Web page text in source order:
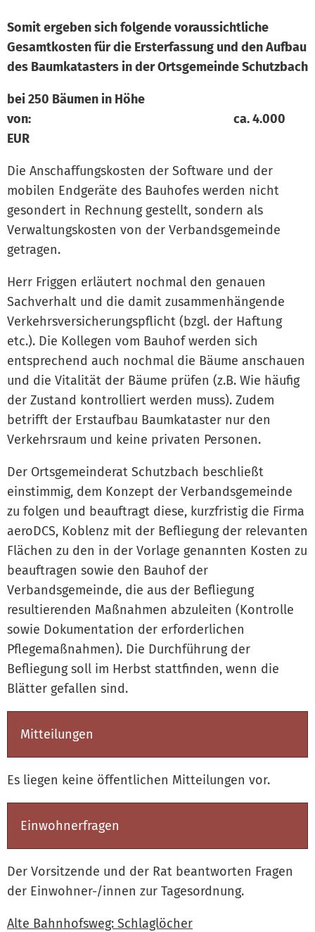
Somit ergeben sich folgende voraussichtliche
Gesamtkosten für die Ersterfassung und den Aufbau
des Baumkatasters in der Ortsgemeinde Schutzbach
bei 250 Bäumen in Höhe
von: ca. 4.000
EUR
Die Anschaffungskosten der Software und der
mobilen Endgeräte des Bauhofes werden nicht
gesondert in Rechnung gestellt, sondern als
Verwaltungskosten von der Verbandsgemeinde
getragen.
Herr Friggen erläutert nochmal den genauen
Sachverhalt und die damit zusammenhängende
Verkehrsversicherungspflicht (bzgl. der Haftung
etc.). Die Kollegen vom Bauhof werden sich
entsprechend auch nochmal die Bäume anschauen
und die Vitalität der Bäume prüfen (z.B. Wie häufig
der Zustand kontrolliert werden muss). Zudem
betrifft der Erstaufbau Baumkataster nur den
Verkehrsraum und keine privaten Personen.
Der Ortsgemeinderat Schutzbach beschließt
einstimmig, dem Konzept der Verbandsgemeinde
zu folgen und beauftragt diese, kurzfristig die Firma
aeroDCS, Koblenz mit der Befliegung der relevanten
Flächen zu den in der Vorlage genannten Kosten zu
beauftragen sowie den Bauhof der
Verbandsgemeinde, die aus der Befliegung
resultierenden Maßnahmen abzuleiten (Kontrolle
sowie Dokumentation der erforderlichen
Pflegemaßnahmen). Die Durchführung der
Befliegung soll im Herbst stattfinden, wenn die
Blätter gefallen sind.
Mitteilungen
Es liegen keine öffentlichen Mitteilungen vor.
Einwohnerfragen
Der Vorsitzende und der Rat beantworten Fragen
der Einwohner-/innen zur Tagesordnung.
Alte Bahnhofsweg: Schlaglöcher